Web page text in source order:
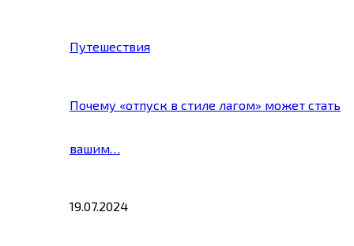
Путешествия
Почему «отпуск в стиле лагом» может стать
вашим…
19.07.2024